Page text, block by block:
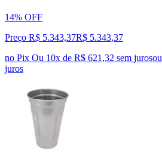
14% OFF
Preço R$ 5.343,37R$ 5.343,37
no Pix Ou 10x de R$ 621,32 sem jurosou
juros